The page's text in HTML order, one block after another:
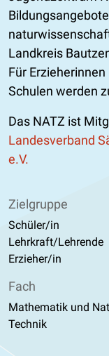
Landkreis
Für
Schulen werden
Das NATZ ist
Landesverband
e.V.
Zielgruppe
Schüler/in
Lehrkraft/Lehrende
Erzieher/in
Fach
Mathematik und
Technik